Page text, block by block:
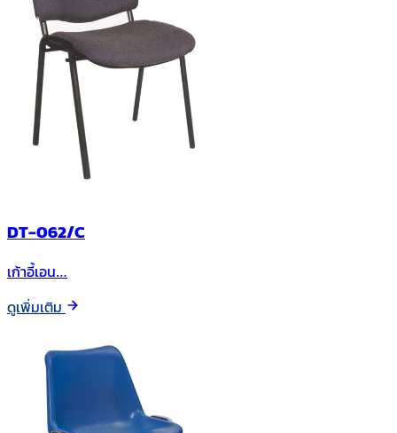
DT-062/C
เก้าอี้เอน…
ดูเพิ่มเติม